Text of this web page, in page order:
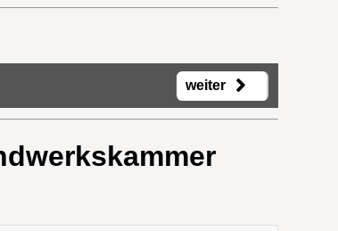
weiter